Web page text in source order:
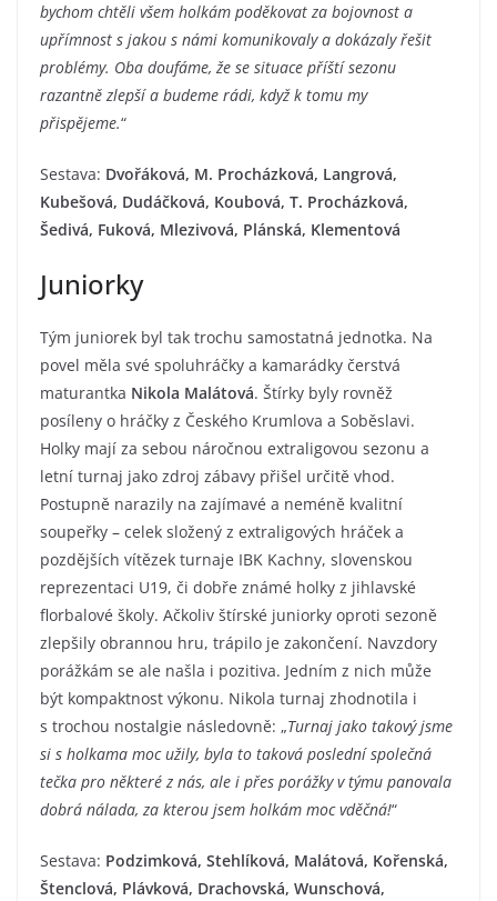
bychom chtěli všem holkám poděkovat za bojovnost a
upřímnost s jakou s námi komunikovaly a dokázaly řešit
problémy. Oba doufáme, že se situace příští sezonu
razantně zlepší a budeme rádi, když k tomu my
přispějeme.“
Sestava: Dvořáková, M. Procházková, Langrová,
Kubešová, Dudáčková, Koubová, T. Procházková,
Šedivá, Fuková, Mlezivová, Plánská, Klementová
Juniorky
Tým juniorek byl tak trochu samostatná jednotka. Na
povel měla své spoluhráčky a kamarádky čerstvá
maturantka Nikola Malátová. Štírky byly rovněž
posíleny o hráčky z Českého Krumlova a Soběslavi.
Holky mají za sebou náročnou extraligovou sezonu a
letní turnaj jako zdroj zábavy přišel určitě vhod.
Postupně narazily na zajímavé a neméně kvalitní
soupeřky – celek složený z extraligových hráček a
pozdějších vítězek turnaje IBK Kachny, slovenskou
reprezentaci U19, či dobře známé holky z jihlavské
florbalové školy. Ačkoliv štírské juniorky oproti sezoně
zlepšily obrannou hru, trápilo je zakončení. Navzdory
porážkám se ale našla i pozitiva. Jedním z nich může
být kompaktnost výkonu. Nikola turnaj zhodnotila i
s trochou nostalgie následovně: „Turnaj jako takový jsme
si s holkama moc užily, byla to taková poslední společná
tečka pro některé z nás, ale i přes porážky v týmu panovala
dobrá nálada, za kterou jsem holkám moc vděčná!“
Sestava: Podzimková, Stehlíková, Malátová, Kořenská,
Štenclová, Plávková, Drachovská, Wunschová,